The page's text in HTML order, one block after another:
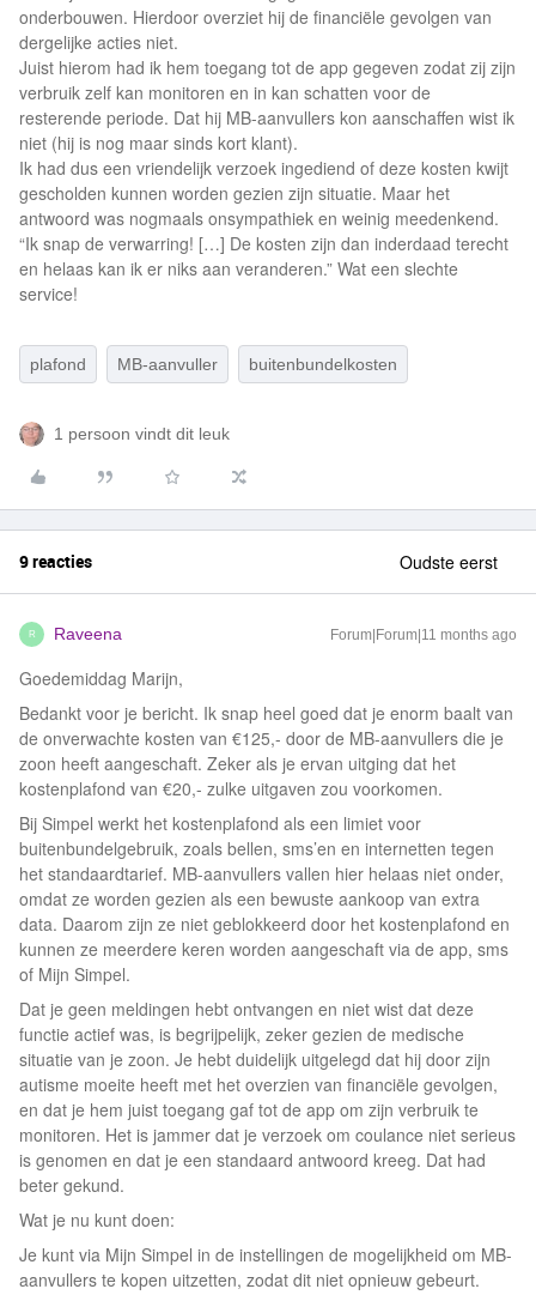
onderbouwen. Hierdoor overziet hij de financiële gevolgen van
dergelijke acties niet.
Juist hierom had ik hem toegang tot de app gegeven zodat zij zijn
verbruik zelf kan monitoren en in kan schatten voor de
resterende periode. Dat hij MB-aanvullers kon aanschaffen wist ik
niet (hij is nog maar sinds kort klant).
Ik had dus een vriendelijk verzoek ingediend of deze kosten kwijt
gescholden kunnen worden gezien zijn situatie. Maar het
antwoord was nogmaals onsympathiek en weinig meedenkend.
“Ik snap de verwarring! […] De kosten zijn dan inderdaad terecht
en helaas kan ik er niks aan veranderen.” Wat een slechte
service!
plafond MB-aanvuller buitenbundelkosten
1 persoon vindt dit leuk
9 reacties Oudste eerst
R Raveena Forum|Forum|11 months ago
Goedemiddag Marijn,
Bedankt voor je bericht. Ik snap heel goed dat je enorm baalt van
de onverwachte kosten van €125,- door de MB-aanvullers die je
zoon heeft aangeschaft. Zeker als je ervan uitging dat het
kostenplafond van €20,- zulke uitgaven zou voorkomen.
Bij Simpel werkt het kostenplafond als een limiet voor
buitenbundelgebruik, zoals bellen, sms’en en internetten tegen
het standaardtarief. MB-aanvullers vallen hier helaas niet onder,
omdat ze worden gezien als een bewuste aankoop van extra
data. Daarom zijn ze niet geblokkeerd door het kostenplafond en
kunnen ze meerdere keren worden aangeschaft via de app, sms
of Mijn Simpel.
Dat je geen meldingen hebt ontvangen en niet wist dat deze
functie actief was, is begrijpelijk, zeker gezien de medische
situatie van je zoon. Je hebt duidelijk uitgelegd dat hij door zijn
autisme moeite heeft met het overzien van financiële gevolgen,
en dat je hem juist toegang gaf tot de app om zijn verbruik te
monitoren. Het is jammer dat je verzoek om coulance niet serieus
is genomen en dat je een standaard antwoord kreeg. Dat had
beter gekund.
Wat je nu kunt doen:
Je kunt via Mijn Simpel in de instellingen de mogelijkheid om MB-
aanvullers te kopen uitzetten, zodat dit niet opnieuw gebeurt.